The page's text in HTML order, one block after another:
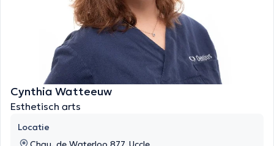
Cynthia Watteeuw
Esthetisch arts
Locatie